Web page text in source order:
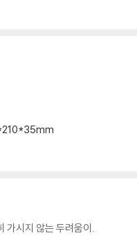
가시지 않는 두려움이.